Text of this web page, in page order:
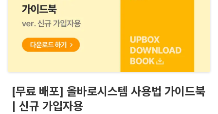
[무료 배포] 올바로시스템 사용법 가이드북
| 신규 가입자용